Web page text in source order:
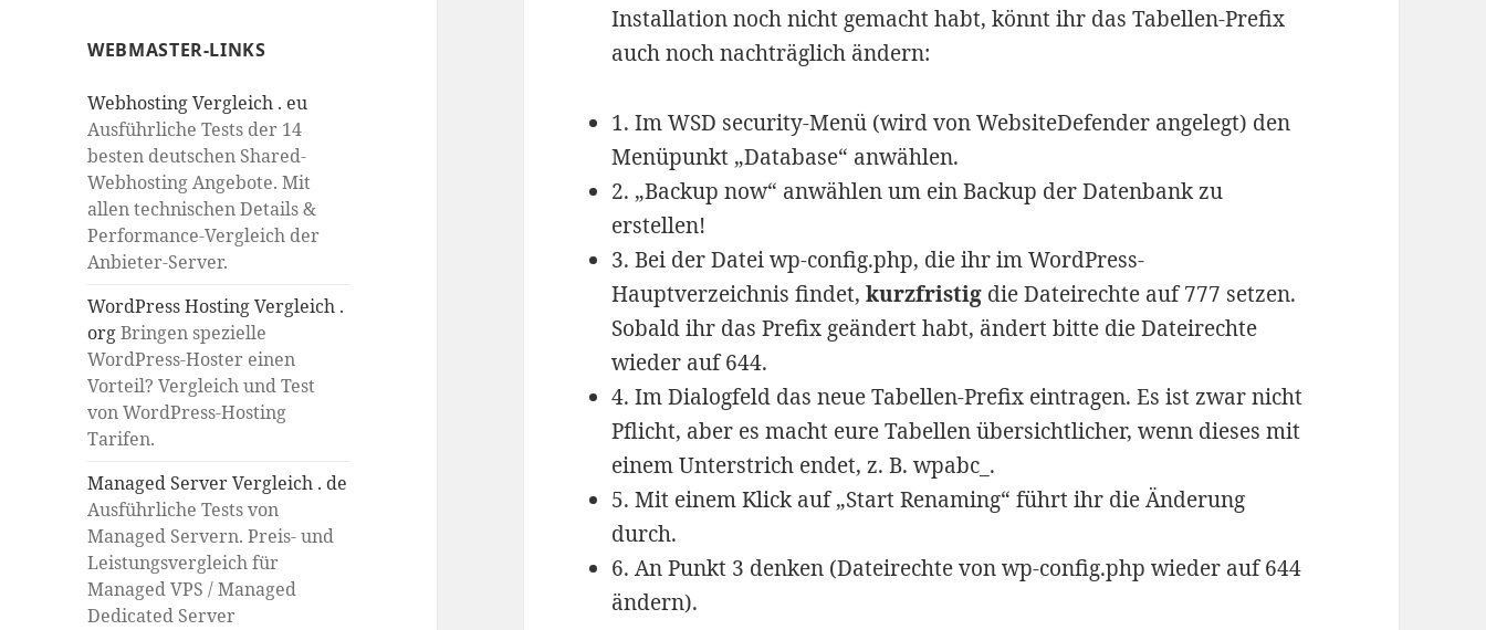
WEBMASTER-LINKS
Webhosting Vergleich . eu
Ausführliche Tests der 14
besten deutschen Shared-
Webhosting Angebote. Mit
allen technischen Details &
Performance-Vergleich der
Anbieter-Server.
WordPress Hosting Vergleich .
orgBringen spezielle
WordPress-Hoster einen
Vorteil? Vergleich und Test
von WordPress-Hosting
Tarifen.
Managed Server Vergleich . de
Ausführliche Tests von
Managed Servern. Preis- und
Leistungsvergleich für
Managed VPS / Managed
Dedicated Server
Installation noch nicht gemacht habt, könnt ihr das Tabellen-Prefix
auch noch nachträglich ändern:
1. Im WSD security-Menü (wird von WebsiteDefender angelegt) den
Menüpunkt „Database“ anwählen.
2. „Backup now“ anwählen um ein Backup der Datenbank zu
erstellen!
3. Bei der Datei wp-config.php, die ihr im WordPress-
Hauptverzeichnis findet,kurzfristig die Dateirechte auf 777 setzen.
Sobald ihr das Prefix geändert habt, ändert bitte die Dateirechte
wieder auf 644.
4. Im Dialogfeld das neue Tabellen-Prefix eintragen. Es ist zwar nicht
Pflicht, aber es macht eure Tabellen übersichtlicher, wenn dieses mit
einem Unterstrich endet, z. B. wpabc_.
5. Mit einem Klick auf „Start Renaming“ führt ihr die Änderung
durch.
6. An Punkt 3 denken (Dateirechte von wp-config.php wieder auf 644
ändern).